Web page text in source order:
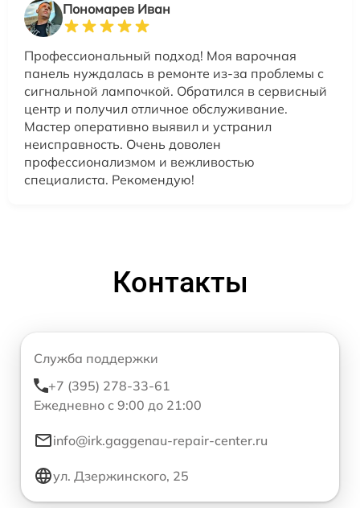
Пономарев Иван
Профессиональный подход! Моя варочная
панель нуждалась в ремонте из-за проблемы с
сигнальной лампочкой. Обратился в сервисный
центр и получил отличное обслуживание.
Мастер оперативно выявил и устранил
неисправность. Очень доволен
профессионализмом и вежливостью
специалиста. Рекомендую!
Контакты
Служба поддержки
+7 (395) 278-33-61
Ежедневно с 9:00 до 21:00
info@irk.gaggenau-repair-center.ru
ул. Дзержинского, 25